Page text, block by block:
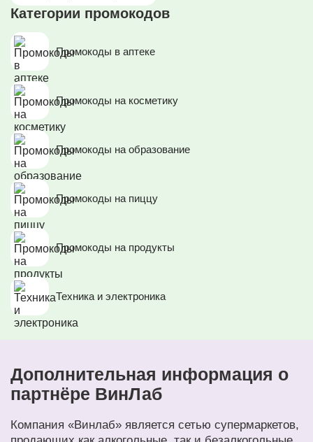
Категории промокодов
Промокоды в аптеке
Промокоды на косметику
Промокоды на образование
Промокоды на пиццу
Промокоды на продукты
Техника и электроника
Дополнительная информация о
партнёре ВинЛаб
Компания «Винлаб» является сетью супермаркетов,